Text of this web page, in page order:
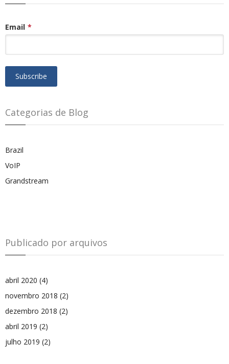
Email *
Categorias de Blog
Brazil
VoIP
Grandstream
Publicado por arquivos
abril 2020 (4)
novembro 2018 (2)
dezembro 2018 (2)
abril 2019 (2)
julho 2019 (2)